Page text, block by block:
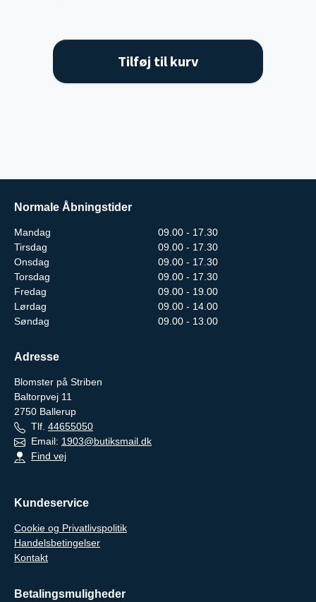
Tilføj til kurv
Normale Åbningstider
Mandag
09.00 - 17.30
Tirsdag
09.00 - 17.30
Onsdag
09.00 - 17.30
Torsdag
09.00 - 17.30
Fredag
09.00 - 19.00
Lørdag
09.00 - 14.00
Søndag
09.00 - 13.00
Adresse
Blomster på Striben
Baltorpvej 11
2750 Ballerup
Tlf. 44655050
Email: 1903@butiksmail.dk
Find vej
Kundeservice
Cookie og Privatlivspolitik
Handelsbetingelser
Kontakt
Betalingsmuligheder